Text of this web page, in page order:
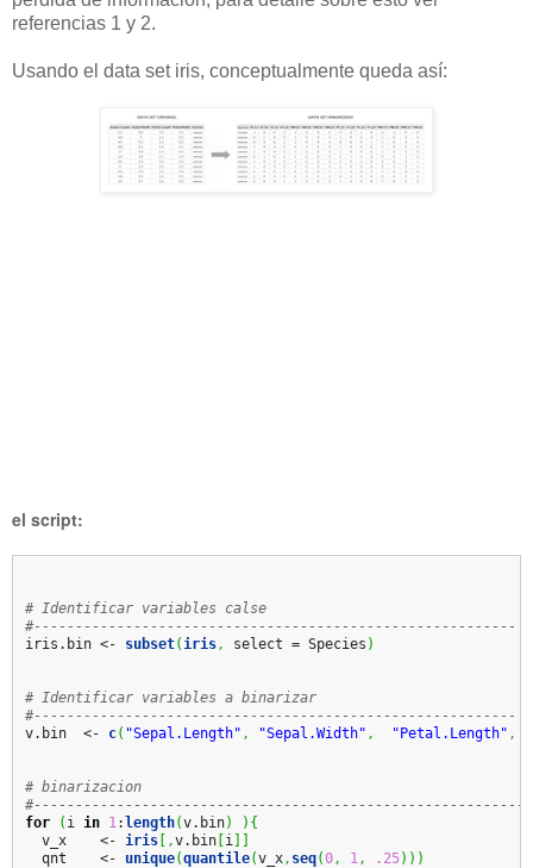
referencias 1 y 2.
Usando el data set iris, conceptualmente queda así:
el script:
# Identificar variables calse
#----------------------------------------------------------
iris.bin <- subset( iris , select = Species )
# Identificar variables a binarizar
#----------------------------------------------------------
v.bin <- c( "Sepal.Length" , "Sepal.Width" , "Petal.Length" ,
# binarizacion
#-----------------------------------------------------------
for
( i in 1 :length(v.bin) ) {
  v_x
<- iris [ ,v.bin [i ] ]
  qnt
<- unique(quantile(v_x , seq(0 , 1 , .25) ) )